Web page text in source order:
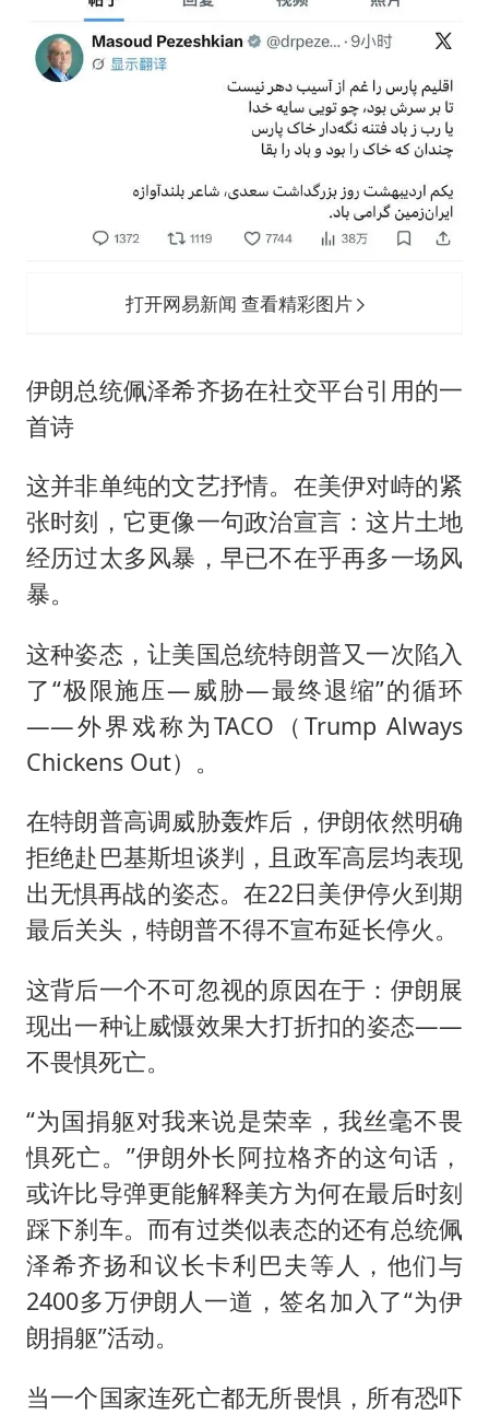
打开网易新闻 查看精彩图片
伊朗总统佩泽希齐扬在社交平台引用的一
首诗
这并非单纯的文艺抒情。在美伊对峙的紧
张时刻，它更像一句政治宣言：这片土地
经历过太多风暴，早已不在乎再多一场风
暴。
这种姿态，让美国总统特朗普又一次陷入
了“极限施压—威胁—最终退缩”的循环
——外界戏称为TACO（Trump Always
Chickens Out）。
在特朗普高调威胁轰炸后，伊朗依然明确
拒绝赴巴基斯坦谈判，且政军高层均表现
出无惧再战的姿态。在22日美伊停火到期
最后关头，特朗普不得不宣布延长停火。
这背后一个不可忽视的原因在于：伊朗展
现出一种让威慑效果大打折扣的姿态——
不畏惧死亡。
“为国捐躯对我来说是荣幸，我丝毫不畏
惧死亡。”伊朗外长阿拉格齐的这句话，
或许比导弹更能解释美方为何在最后时刻
踩下刹车。而有过类似表态的还有总统佩
泽希齐扬和议长卡利巴夫等人，他们与
2400多万伊朗人一道，签名加入了“为伊
朗捐躯”活动。
当一个国家连死亡都无所畏惧，所有恐吓